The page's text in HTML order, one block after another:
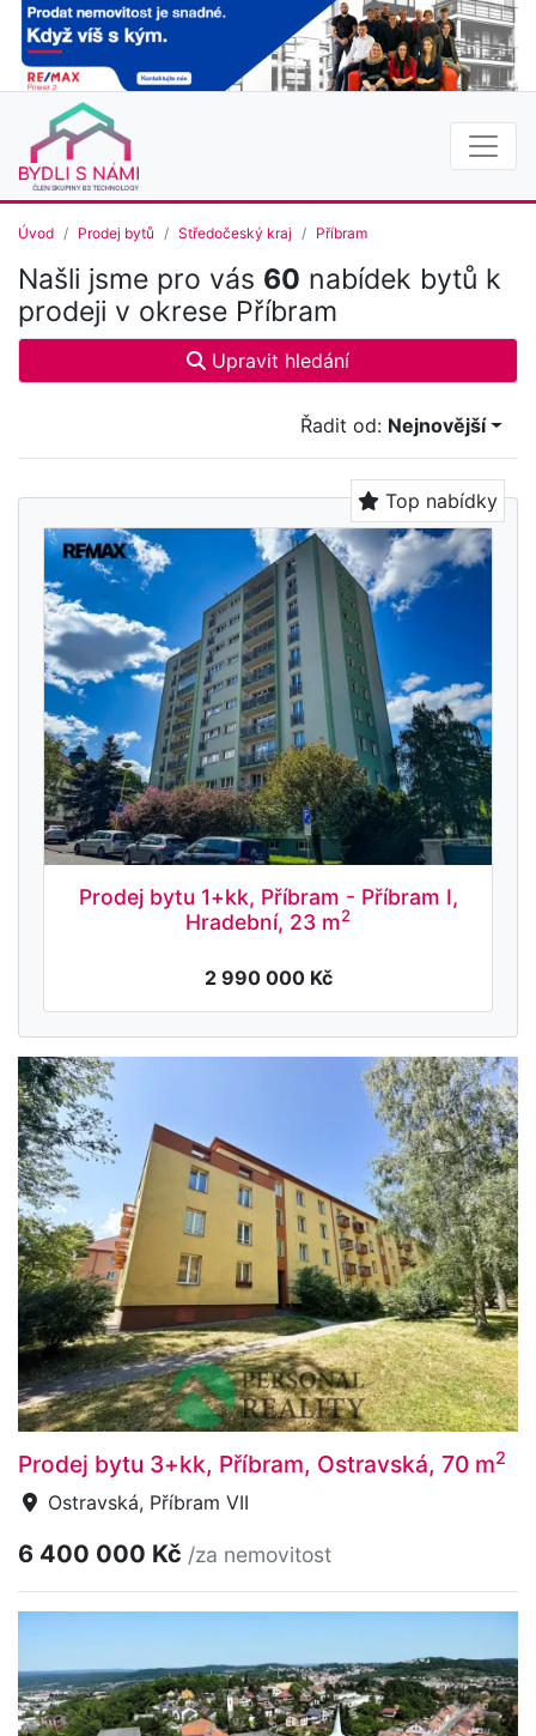
Úvod Prodej bytů Středočeský kraj Příbram
Našli jsme pro vás 60 nabídek bytů k
prodeji v okrese Příbram
Upravit hledání
Řadit od: Nejnovější
Top nabídky
Prodej bytu 1+kk, Příbram - Příbram I,
Hradební, 23 m2
2 990 000 Kč
Prodej bytu 3+kk, Příbram, Ostravská, 70 m2
Ostravská, Příbram VII
6 400 000 Kč /za nemovitost